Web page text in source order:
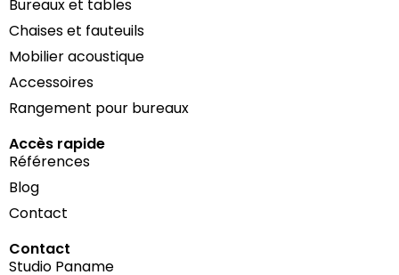
Bureaux et tables
Chaises et fauteuils
Mobilier acoustique
Accessoires
Rangement pour bureaux
Accès rapide
Références
Blog
Contact
Contact
Studio Paname